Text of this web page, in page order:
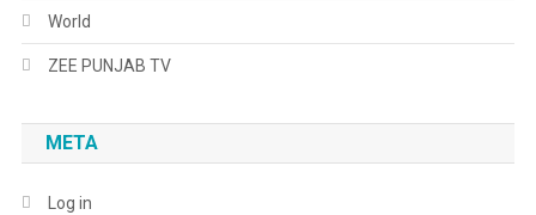
World
ZEE PUNJAB TV
META
Log in